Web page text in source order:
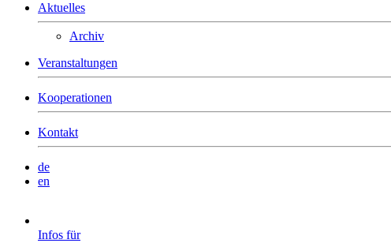
Aktuelles
Archiv
Veranstaltungen
Kooperationen
Kontakt
de
en
Infos für